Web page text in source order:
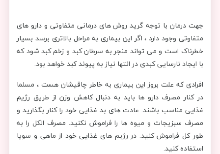
جهت درمان با توجه گرید روش های درمانی متفاوتی و دارو های
متفاوتی وجود دارد ، اگر این بیماری به مراحل بالاتری برسد بسیار
خطرناک است و می تواند منجر به سرطان کبد و زخم کبد شود که
با ایجاد نارسایی کبدی در انتها نیاز به پیوند کبد خواهد بود.
افرادی که علت بروز این بیماری به خاطر چاقیشان هست ، مسلما
در کنار مصرف دارو ها باید به دنبال کاهش وزن از طریق رژیم
غذایی مناسب باشند. عادت های بد غذایی خود را کنار بگذارید و
مصرف سبزیجات و میوه ها را فراموش نکنید. مصرف الکل را به
طور کل فراموش کنید. در رژیم های غذایی خود از ماهی و سویا
استفاده کنید.